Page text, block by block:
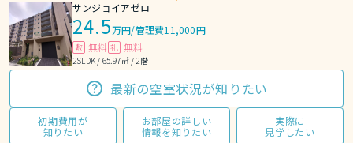
サンジョイアゼロ
24.5万円/管理費11,000円
敷 無料 礼 無料
2SLDK / 65.97㎡ / 2階
最新の空室状況が知りたい
初期費用が
知りたい
お部屋の詳しい
情報を知りたい
実際に
見学したい